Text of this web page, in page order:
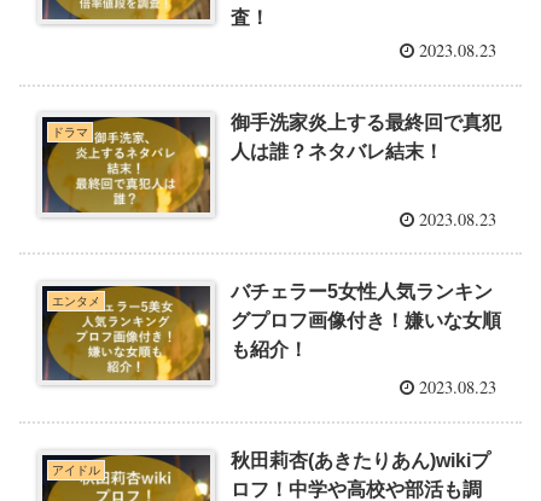
査！
2023.08.23
ドラマ
御手洗家炎上する最終回で真犯
人は誰？ネタバレ結末！
2023.08.23
エンタメ
バチェラー5女性人気ランキン
グプロフ画像付き！嫌いな女順
も紹介！
2023.08.23
アイドル
秋田莉杏(あきたりあん)wikiプ
ロフ！中学や高校や部活も調